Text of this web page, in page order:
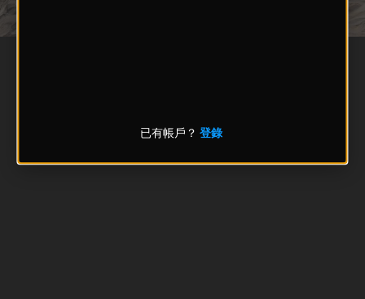
已有帳戶？ 登錄